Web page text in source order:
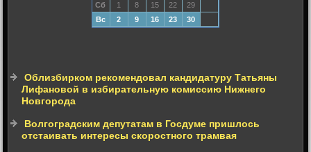
Сб
1 8 15 22
29
Вс
2 9 16 23 30
Облизбирком рекомендовал кандидатуру Татьяны
Лифановой в избирательную комиссию Нижнего
Новгорода
Волгоградским депутатам в Госдуме пришлось
отстаивать интересы скоростного трамвая